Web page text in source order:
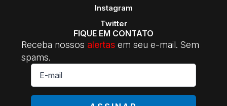
Instagram
Twitter
FIQUE EM CONTATO
Receba nossos alertas em seu e-mail. Sem
spams.
E-
mail